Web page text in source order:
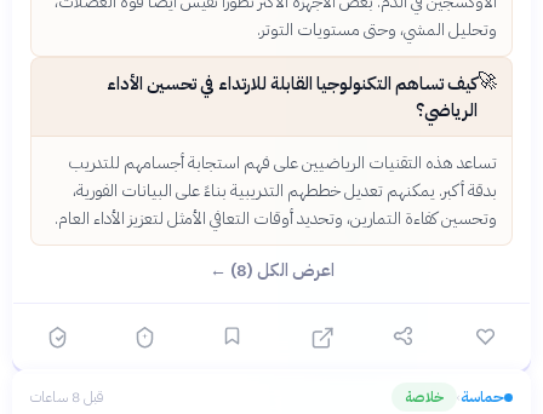
وتحليل المشي، وحتى مستويات التوتر.
🚀كيف تساهم التكنولوجيا القابلة للارتداء في تحسين الأداء
الرياضي؟
تساعد هذه التقنيات الرياضيين على فهم استجابة أجسامهم للتدريب
بدقة أكبر. يمكنهم تعديل خططهم التدريبية بناءً على البيانات الفورية،
وتحسين كفاءة التمارين، وتحديد أوقات التعافي الأمثل لتعزيز الأداء العام.
اعرض الكل (8) ←
حماسة› خلاصة قبل 8 ساعات